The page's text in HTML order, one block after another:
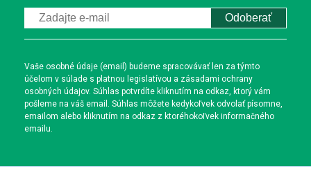
Odoberať
Vaše osobné údaje (email) budeme spracovávať len za týmto
účelom v súlade s platnou legislatívou a zásadami ochrany
osobných údajov. Súhlas potvrdíte kliknutím na odkaz, ktorý vám
pošleme na váš email. Súhlas môžete kedykoľvek odvolať písomne,
emailom alebo kliknutím na odkaz z ktoréhokoľvek informačného
emailu.